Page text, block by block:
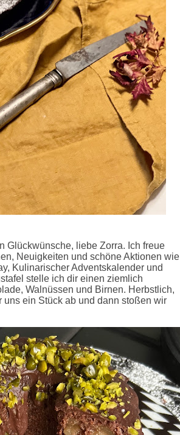
Glückwünsche, liebe Zorra. Ich freue
Neuigkeiten und schöne Aktionen wie
Kulinarischer Adventskalender und
stelle ich dir einen ziemlich
Walnüssen und Birnen. Herbstlich,
ein Stück ab und dann stoßen wir